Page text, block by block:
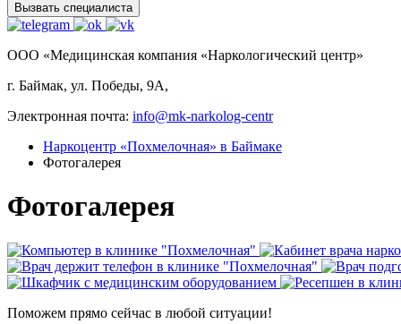
Вызвать специалиста
ООО «Медицинская компания «Наркологический центр»
г. Баймак, ул. Победы, 9А,
Электронная почта: info@mk-narkolog-centr
Наркоцентр «Похмелочная» в Баймаке
Фотогалерея
Фотогалерея
Поможем прямо сейчас в любой ситуации!